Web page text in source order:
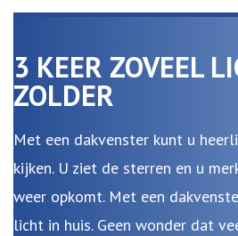
3 KEER ZOVEEL
ZOLDER
Met een dakvenster kunt u
kijken. U ziet de sterren en u
weer opkomt. Met een
licht in huis. Geen wonder dat